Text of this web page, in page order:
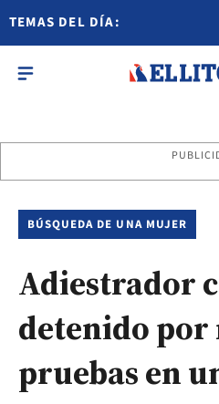
TEMAS DEL DÍA:
BÚSQUEDA DE UNA MUJER
Adiestrador
detenido
pruebas en